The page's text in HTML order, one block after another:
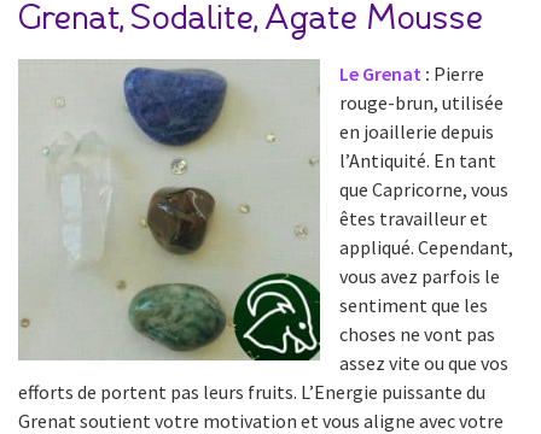
Grenat, Sodalite, Agate Mousse
Le Grenat : Pierre
rouge-brun, utilisée
en joaillerie depuis
l’Antiquité. En tant
que Capricorne, vous
êtes travailleur et
appliqué. Cependant,
vous avez parfois le
sentiment que les
choses ne vont pas
assez vite ou que vos
efforts de portent pas leurs fruits. L’Energie puissante du
Grenat soutient votre motivation et vous aligne avec votre